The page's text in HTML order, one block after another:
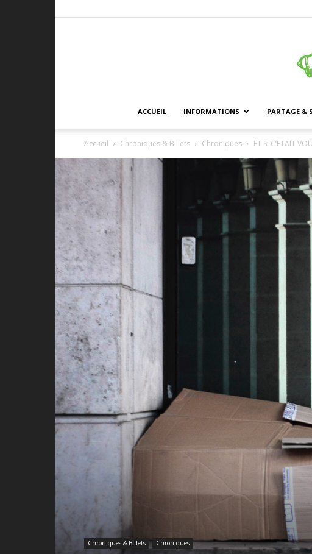
ACCUEIL INFORMATIONS PARTAGE &
Accueil Chroniques & Billets Chroniques ET SI C’ETAIT
Chroniques & Billets Chroniques